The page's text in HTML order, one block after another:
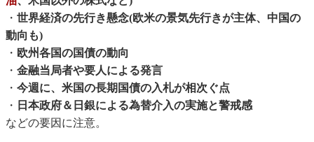
・ 世界経済の先行き懸念(欧米の景気先行きが主体、中国の
動向も)
・ 欧州各国の国債の動向
・ 金融当局者や要人による発言
・ 今週に、米国の長期国債の入札が相次ぐ点
・ 日本政府＆日銀による為替介入の実施と警戒感
などの要因に注意。